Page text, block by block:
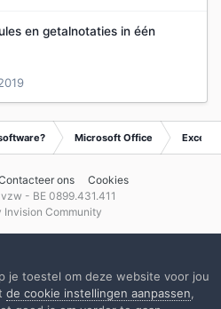
en getalnotaties in één
Microsoft Office Excel
ons
Cookies
- BE 0899.431.411
Invision Community
je toestel om deze website voor jou
de cookie instellingen aanpassen,